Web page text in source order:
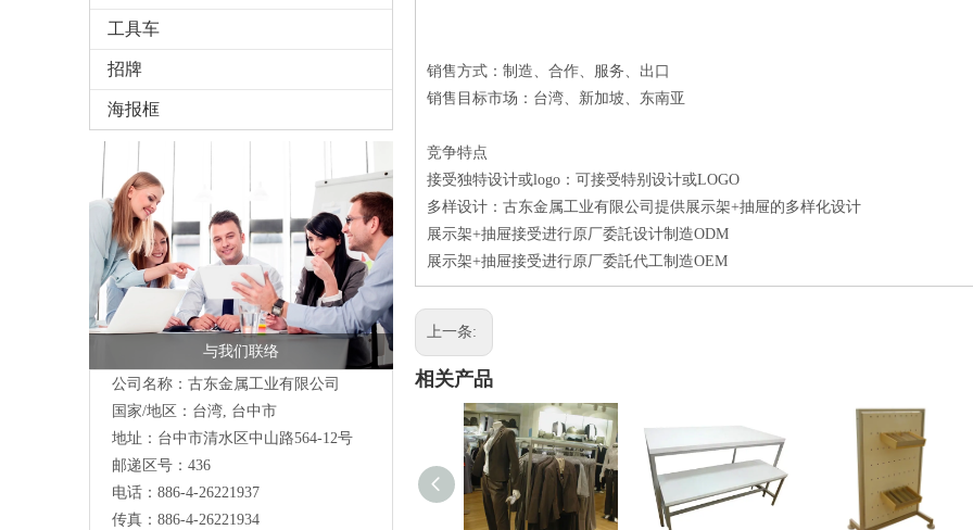
工具车
招牌
海报框
与我们联络
公司名称：古东金属工业有限公司
国家/地区：台湾, 台中市
地址：台中市清水区中山路564-12号
邮递区号：436
电话：886-4-26221937
传真：886-4-26221934
销售方式：制造、合作、服务、出口
销售目标市场：台湾、新加坡、东南亚
竞争特点
接受独特设计或logo：可接受特别设计或LOGO
多样设计：古东金属工业有限公司提供展示架+抽屉的多样化设计
展示架+抽屉接受进行原厂委託设计制造ODM
展示架+抽屉接受进行原厂委託代工制造OEM
上一条:
相关产品